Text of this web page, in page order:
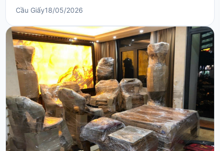
sinh chằng chịt. Chính vì sự đa dạng về hạ tầng này,
nhu cầu chuyển nhà trọn gói tại phường Trung
Hòa luôn đòi hỏi sự linh hoạt tối đa từ đơn vị vận ...
Cầu Giấy18/05/2026